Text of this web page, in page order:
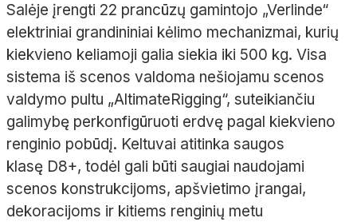
Salėje įrengti 22 prancūzų gamintojo „Verlinde“
elektriniai grandininiai kėlimo mechanizmai, kurių
kiekvieno keliamoji galia siekia iki 500 kg. Visa
sistema iš scenos valdoma nešiojamu scenos
valdymo pultu „AltimateRigging“, suteikiančiu
galimybę perkonfigūruoti erdvę pagal kiekvieno
renginio pobūdį. Keltuvai atitinka saugos
klasę D8+, todėl gali būti saugiai naudojami
scenos konstrukcijoms, apšvietimo įrangai,
dekoracijoms ir kitiems renginių metu